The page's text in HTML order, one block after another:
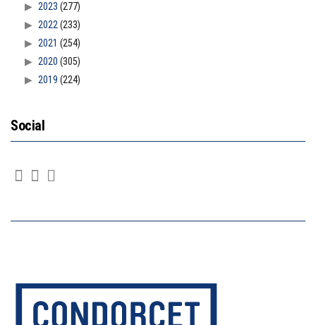
2023 (277)
2022(233)
2021 (254)
2020 (305)
2019 (224)
Social